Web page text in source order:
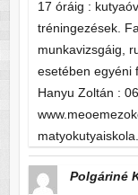
17 óráig :
tréningezések.
munkavizsgáig,
esetében egyéni
Hanyu Zoltán :
Polgáriné